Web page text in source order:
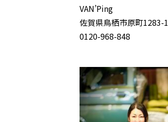
VAN’Ping
佐賀県鳥栖市原町1283-1
0120-968-848